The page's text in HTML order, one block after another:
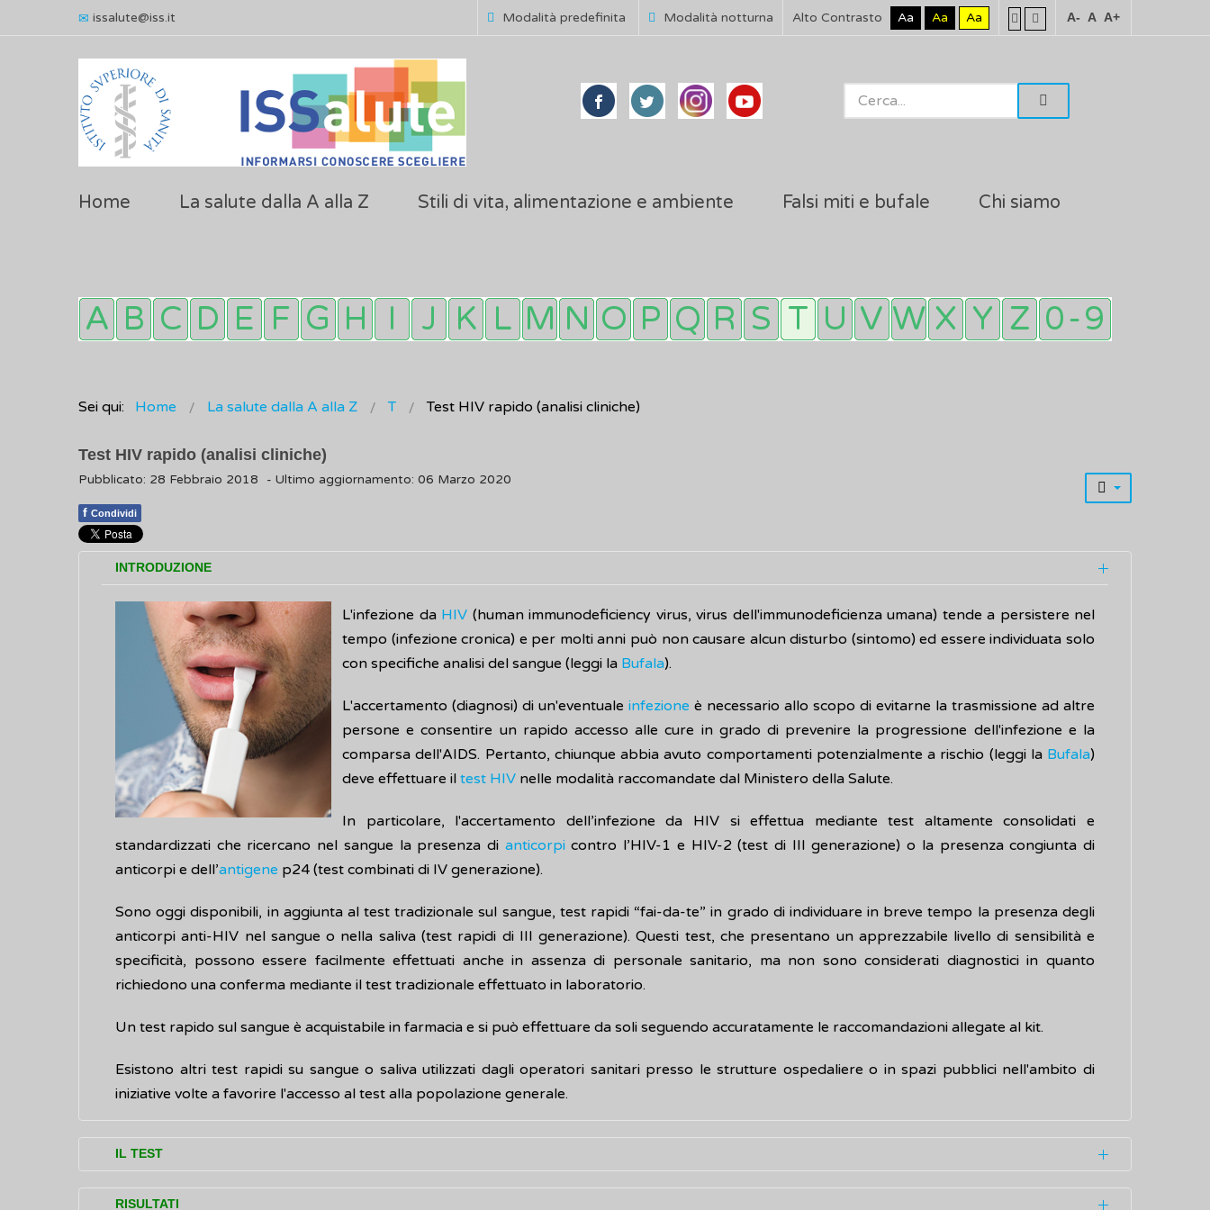
issalute@iss.it Modalità predefinita Modalità notturna Alto Contrasto Aa Aa Aa A- A A+
Home La salute dalla A alla Z Stili di vita, alimentazione e ambiente Falsi miti e bufale Chi siamo
Sei qui: Home La salute dalla A alla Z T Test HIV rapido (analisi cliniche)
Test HIV rapido (analisi cliniche)
Pubblicato: 28 Febbraio 2018 - Ultimo aggiornamento: 06 Marzo 2020
f Condividi
INTRODUZIONE
L'infezione da HIV (human immunodeficiency virus, virus dell'immunodeficienza umana) tende a persistere nel
tempo (infezione cronica) e per molti anni può non causare alcun disturbo (sintomo) ed essere individuata solo
con specifiche analisi del sangue (leggi la Bufala).
L'accertamento (diagnosi) di un'eventuale infezione è necessario allo scopo di evitarne la trasmissione ad altre
persone e consentire un rapido accesso alle cure in grado di prevenire la progressione dell'infezione e la
comparsa dell'AIDS. Pertanto, chiunque abbia avuto comportamenti potenzialmente a rischio (leggi laBufala)
deve effettuare il test HIV nelle modalità raccomandate dal Ministero della Salute.
In particolare, l'accertamento dell’infezione da HIV si effettua mediante test altamente consolidati e
standardizzati che ricercano nel sangue la presenza di anticorpicontro l’HIV-1 e HIV-2 (test di III generazione) o la presenza congiunta di
anticorpi e dell’antigene p24 (test combinati di IV generazione).
Sono oggi disponibili, in aggiunta al test tradizionale sul sangue, test rapidi “fai-da-te” in grado di individuare in breve tempo la presenza degli
anticorpi anti-HIV nel sangue o nella saliva (test rapidi di III generazione). Questi test, che presentano un apprezzabile livello di sensibilità e
specificità, possono essere facilmente effettuati anche in assenza di personale sanitario, ma non sono considerati diagnostici in quanto
richiedono una conferma mediante il test tradizionale effettuato in laboratorio.
Un test rapido sul sangue è acquistabile in farmacia e si può effettuare da soli seguendo accuratamente le raccomandazioni allegate al kit.
Esistono altri test rapidi su sangue o saliva utilizzati dagli operatori sanitari presso le strutture ospedaliere o in spazi pubblici nell'ambito di
iniziative volte a favorire l'accesso al test alla popolazione generale.
IL TEST
I test rapidi per l’HIV sono in grado di evidenziare la presenza degli
RISULTATI